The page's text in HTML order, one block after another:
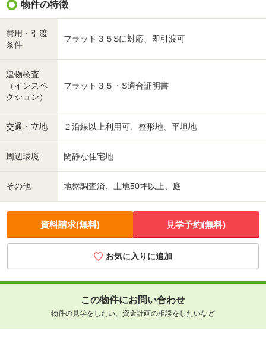
物件の特徴
費用・引渡
条件
フラット３５Sに対応、即引渡可
建物検査
（インスペ
クション）
フラット３５・S適合証明書
交通・立地 ２沿線以上利用可、整形地、平坦地
周辺環境 閑静な住宅地
その他 地盤調査済、土地50坪以上、庭
資料請求(無料) 見学予約(無料)
お気に入りに追加
この物件にお問い合わせ
物件の見学をしたい、資金計画の相談をしたいなど